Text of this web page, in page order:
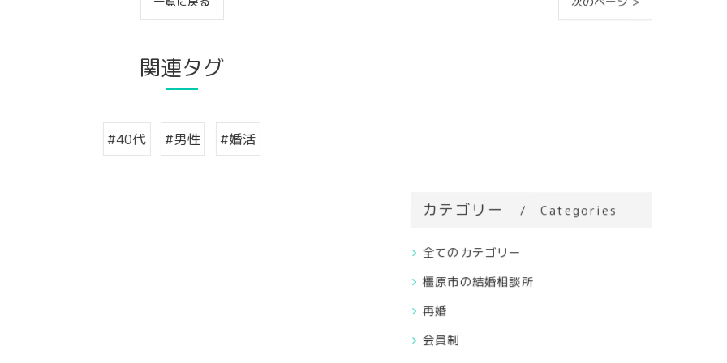
関連タグ
#40代 #男性 #婚活
カテゴリー Categories
全てのカテゴリー
橿原市の結婚相談所
再婚
会員制